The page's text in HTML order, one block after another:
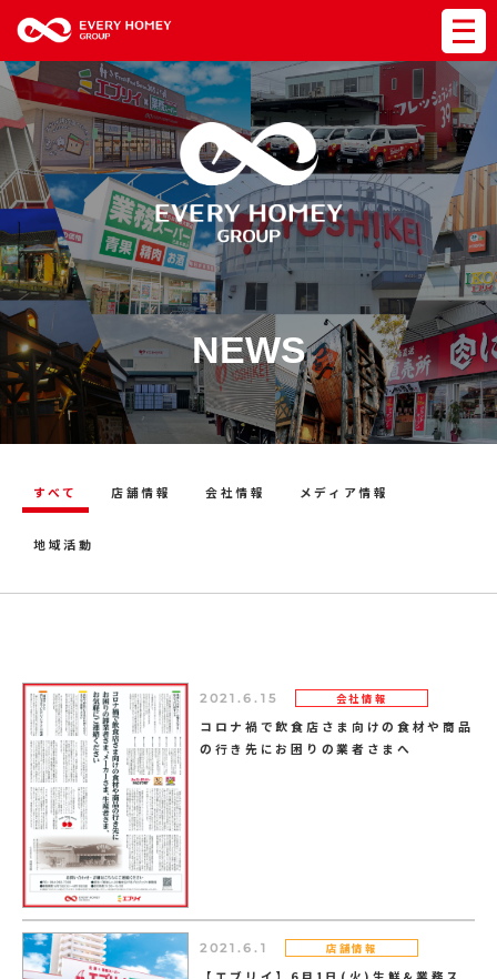
NEWS
すべて 店舗情報 会社情報 メディア情報
地域活動
2021.6.15 会社情報
コロナ禍で飲食店さま向けの食材や商品
の行き先にお困りの業者さまへ
2021.6.1 店舗情報